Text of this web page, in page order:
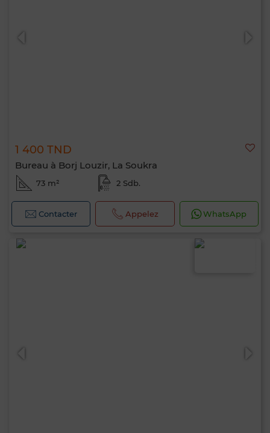
1 400 TND
Bureau à Borj Louzir, La Soukra
73 m² 2 Sdb.
Contacter Appelez WhatsApp